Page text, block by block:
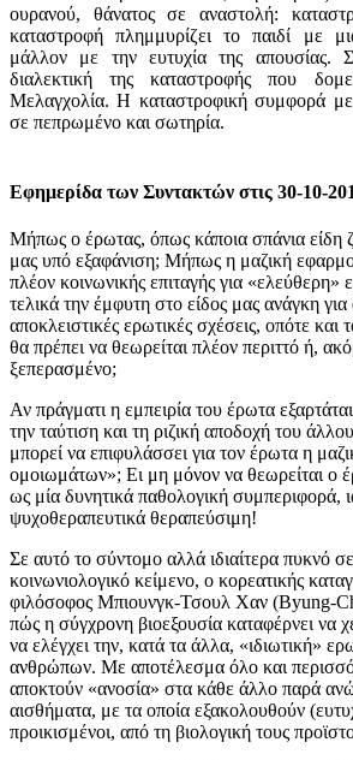
ουρανού, θάνατος σε αναστολή:
καταστροφή πλημμυρίζει το παιδί με
μάλλον με την ευτυχία της απουσίας.
διαλεκτική της καταστροφής που
Μελαγχολία. Η καταστροφική συμφορά
σε πεπρωμένο και σωτηρία.
Εφημερίδα των Συντακτών στις 30-10-
Μήπως ο έρωτας, όπως κάποια σπάνια είδη
μας υπό εξαφάνιση; Μήπως η μαζική
πλέον κοινωνικής επιταγής για «ελεύθερη»
τελικά την έμφυτη στο είδος μας ανάγκη για
αποκλειστικές ερωτικές σχέσεις, οπότε
θα πρέπει να θεωρείται πλέον περιττό ή,
ξεπερασμένο;
Αν πράγματι η εμπειρία του έρωτα
την ταύτιση και τη ριζική αποδοχή του
μπορεί να επιφυλάσσει για τον έρωτα η
ομοιωμάτων»; Ει μη μόνον να θεωρείται ο
ως μία δυνητικά παθολογική συμπεριφορά,
ψυχοθεραπευτικά θεραπεύσιμη!
Σε αυτό το σύντομο αλλά ιδιαίτερα πυκνό
κοινωνιολογικό κείμενο, ο κορεατικής
φιλόσοφος Μπιουνγκ-Τσουλ Χαν (Byung-
πώς η σύγχρονη βιοεξουσία καταφέρνει να
να ελέγχει την, κατά τα άλλα, «ιδιωτική»
ανθρώπων. Με αποτέλεσμα όλο και
αποκτούν «ανοσία» στα κάθε άλλο παρά
αισθήματα, με τα οποία εξακολουθούν
προικισμένοι, από τη βιολογική τους